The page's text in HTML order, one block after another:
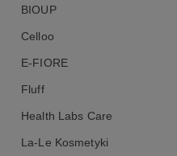
BIOUP
Celloo
E-FIORE
Fluff
Health Labs Care
La-Le Kosmetyki